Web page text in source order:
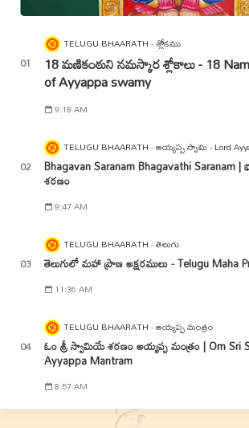
TELUGU BHAARATH శ్లోకము
18 మణికంఠుని నమస్కార శ్లోకాలు - 18
of Ayyappa swamy
9:18 AM
TELUGU BHAARATH అయ్యప్ప స్వామి - Lord
Bhagavan Saranam Bhagavathi
శరణం
9:47 AM
TELUGU BHAARATH తెలుగు
తెలుగులో మహా ప్రాణ అక్షరములు - Telugu Maha
11:36 AM
TELUGU BHAARATH అయ్యప్ప మంత్రం
ఓం శ్రీ స్వామియే శరణం అయ్యప్ప మంత్రం | Om Sri
Ayyappa Mantram
8:57 AM